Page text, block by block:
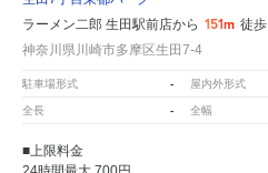
ラーメン二郎 生田駅前店から 151m 徒歩
神奈川県川崎市多摩区生田7-4
駐車場形式 - 屋内外形式
全長 - 全幅
■上限料金